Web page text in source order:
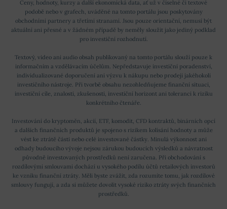
Ceny, hodnoty, kurzy a další ekonomická data, ať už v číselné či textové
podobě nebo v grafech, uváděné na tomto portálu jsou poskytovány
obchodními partnery a třetími stranami. Jsou pouze orientační, nemusí být
aktuální ani přesné a v žádném případě by neměly sloužit jako jediný podklad
pro investiční rozhodnutí.
Textový, video ani audio obsah publikovaný na tomto portálu slouží pouze k
informačním a vzdělávacím účelům. Nepředstavuje investiční poradenství,
individualizované doporučení ani výzvu k nákupu nebo prodeji jakéhokoli
investičního nástroje. Při tvorbě obsahu nezohledňujeme finanční situaci,
investiční cíle, znalosti, zkušenosti, investiční horizont ani toleranci k riziku
konkrétního čtenáře.
Investování do kryptoměn, akcií, ETF, komodit, CFD kontraktů, binárních opcí
a dalších finančních produktů je spojeno s rizikem kolísání hodnoty a může
vést ke ztrátě části nebo celé investované částky. Minulá výkonnost ani
odhady budoucího vývoje nejsou zárukou budoucích výsledků a návratnost
původně investovaných prostředků není zaručena. Při obchodování s
rozdílovými smlouvami dochází u vysokého podílu účtů retailových investorů
ke vzniku finanční ztráty. Měli byste zvážit, zda rozumíte tomu, jak rozdílové
smlouvy fungují, a zda si můžete dovolit vysoké riziko ztráty svých finančních
prostředků.